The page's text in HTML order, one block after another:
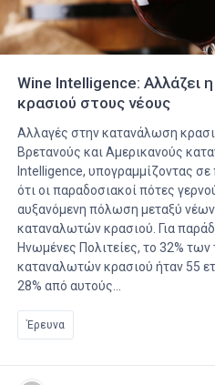
Wine Intelligence: Αλλάζει
κρασιού στους νέους
Αλλαγές στην κατανάλωση
Βρετανούς και Αμερικανούς
Intelligence, υπογραμμίζοντας
ότι οι παραδοσιακοί πότες
αυξανόμενη πόλωση μεταξύ
καταναλωτών κρασιού. Για
Ηνωμένες Πολιτείες, το 32% των
καταναλωτών κρασιού ήταν 55
28% από αυτούς…
Έρευνα